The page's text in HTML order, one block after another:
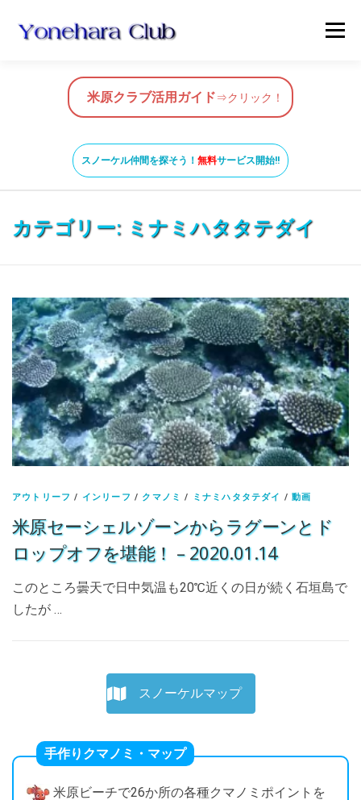
メニ
HOME 米原クラブ活用ガイド
スノーケルガイド BLOG & NEWS
SNORKEL BUDDY ISHIGAKI
米原クラブ活用ガイド⇒クリック！
スノーケル仲間を探そう！ 無料サービス開始!!
カテゴリー: ミナミハタタテダイ
アウトリーフ / インリーフ / クマノミ / ミナミハタタテダイ /動画
米原セーシェルゾーンからラグーンとド
ロップオフを堪能！ – 2020.01.14
このところ曇天で日中気温も20℃近くの日が続く石垣島で
したが …
スノーケルマップ
手作りクマノミ・マップ
米原ビーチで26か所の各種クマノミポイントを